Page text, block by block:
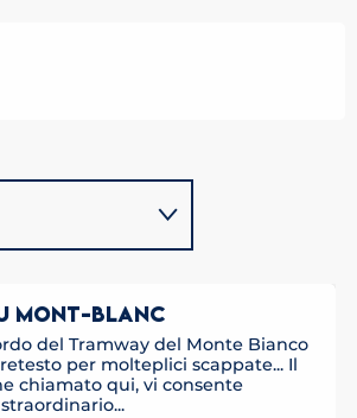
MONT-BLANC
del Tramway del Monte Bianco
per molteplici scappate... Il
chiamato qui, vi consente